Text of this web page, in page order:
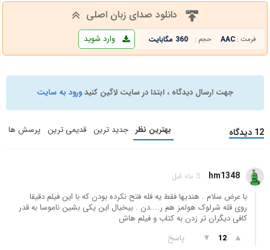
دانلود صدای زبان اصلی
فرمت : AAC حجم : 360 مگابایت وارد شوید
جهت ارسال دیدگاه ، ابتدا در سایت لاگین کنیدورود به سایت
12 دیدگاه بهترین نظر جدید ترین قدیمی ترین پرسش ها
hm1348 3 ماه قبل
با عرض سلام . هندیها فقط یه قله فتح نکرده بودن که با این فیلم دقیقا
روی قله شرلوک هولمز هم ر....دن . بیخیال این یکی بشین ناموسا به قدر
کافی دیگران تر زدن به کتاب و فیلم هاش
▲
12
▼ پاسخ